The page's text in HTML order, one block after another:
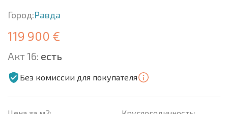
Город:Равда
119 900 €
Акт 16: есть
Без комиссии для покупателя